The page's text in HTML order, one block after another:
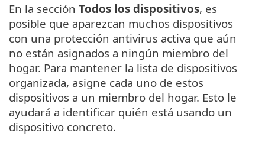
En la sección Todos los dispositivos, es
posible que aparezcan muchos dispositivos
con una protección antivirus activa que aún
no están asignados a ningún miembro del
hogar. Para mantener la lista de dispositivos
organizada, asigne cada uno de estos
dispositivos a un miembro del hogar. Esto le
ayudará a identificar quién está usando un
dispositivo concreto.